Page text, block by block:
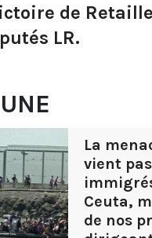
de
LR.
La
vient
Ceuta,
de nos